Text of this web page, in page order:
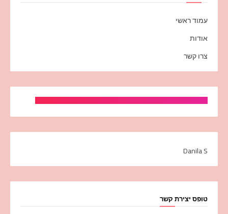
עמוד ראשי
אודות
צרו קשר
Danila S
טופס יצירת קשר